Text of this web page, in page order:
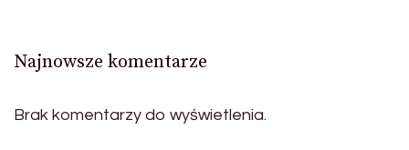
Najnowsze komentarze
Brak komentarzy do wyświetlenia.